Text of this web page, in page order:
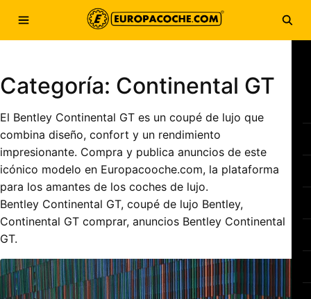
Saltar al contenido
Abrir menú
Categoría: Continental GT
El Bentley Continental GT es un coupé de lujo que
combina diseño, confort y un rendimiento
impresionante. Compra y publica anuncios de este
icónico modelo en Europacooche.com, la plataforma
para los amantes de los coches de lujo.
Bentley Continental GT, coupé de lujo Bentley,
Continental GT comprar, anuncios Bentley Continental
GT.